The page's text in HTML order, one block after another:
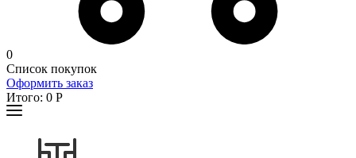
0
Список покупок
Оформить заказ
Итого: 0 Р